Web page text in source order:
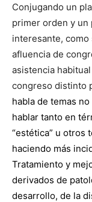
Conjugando un
primer orden y un
interesante,
afluencia de
asistencia
congreso distinto
habla de temas
hablar tanto en
“estética” u otros
haciendo más
Tratamiento y
derivados de
desarrollo, de la